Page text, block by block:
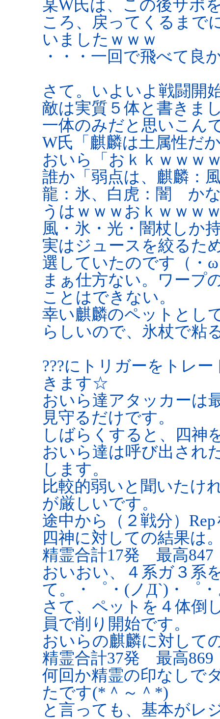
某W氏は、この後サポ
ころ、戻ってくるまで
いましたｗｗｗ
・・・一回で飛べて良
さて。いよいよ戦闘開
敵は実質５体と書きま
一体のみだと思いこん
W氏「麒麟は土属性だ
おいら「おｋｋｗｗｗ
誰か「弱点は、麒麟：
龍：氷、白虎：闇 か
うはｗｗｗおｋｗｗｗ
風・氷・光・闇杖しか
実はジュースを絞るた
選していたのです（・
まぁ仕方ない。ワープ
ことはできない。
幸い麒麟のペットとし
らしいので、氷杖で粘
???にトリガーをトレ
きます☆
おいら達アタッカーは
見守るだけです。
しばらくすると、四神
おいら達は呼び出され
します。
比較的弱いと聞いたけ
が厳しいです。
途中から（２戦分）
四神に対しての結果は
精霊合計17発 最高
おいおい、４系ガ３系
て。・゜・(ノД`)・゜
さて、ペットを４体倒
員で削り開始です。
おいらの麒麟に対して
精霊合計37発 最高
何回か精霊の印なしで
たです(*＾～＾*)
と言っても、基本がレ